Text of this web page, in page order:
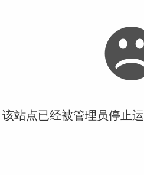
站点已经被管理员停止